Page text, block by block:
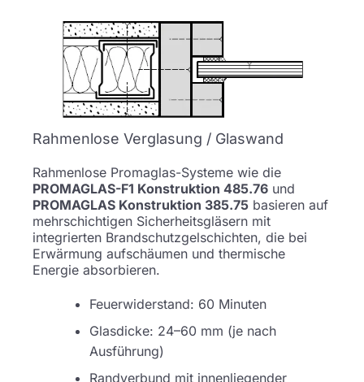
Rahmenlose Verglasung / Glaswand
Rahmenlose Promaglas-Systeme wie die
PROMAGLAS-F1 Konstruktion 485.76 und
PROMAGLAS Konstruktion 385.75 basieren auf
mehrschichtigen Sicherheitsgläsern mit
integrierten Brandschutzgelschichten, die bei
Erwärmung aufschäumen und thermische
Energie absorbieren.
Feuerwiderstand: 60 Minuten
Glasdicke: 24–60 mm (je nach
Ausführung)
Randverbund mit innenliegender